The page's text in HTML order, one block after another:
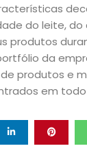
do leite,
produtos
da
produtos e
em todo